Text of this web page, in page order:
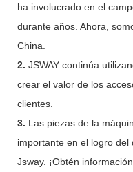
ha involucrado en el
durante años. Ahora,
China.
2. JSWAY continúa
crear el valor de los
clientes.
3. Las piezas de la
importante en el logro
Jsway. ¡Obtén